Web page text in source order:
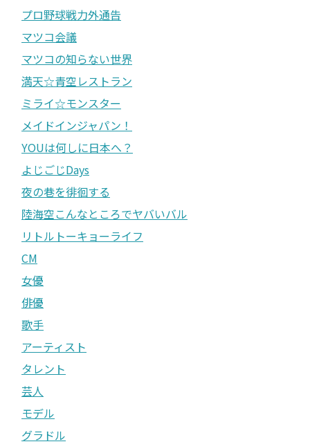
プロ野球戦力外通告
マツコ会議
マツコの知らない世界
満天☆青空レストラン
ミライ☆モンスター
メイドインジャパン！
YOUは何しに日本へ？
よじごじDays
夜の巷を徘徊する
陸海空こんなところでヤバいバル
リトルトーキョーライフ
CM
女優
俳優
歌手
アーティスト
タレント
芸人
モデル
グラドル